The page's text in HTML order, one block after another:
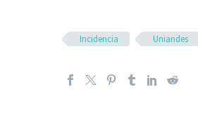
Incidencia Uniandes